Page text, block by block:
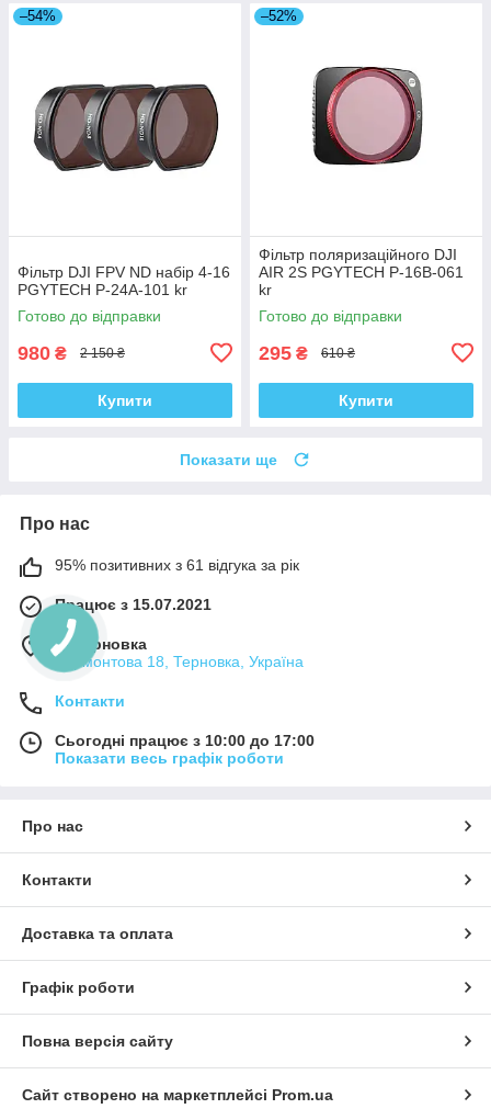
–54%
Фільтр DJI FPV ND набір 4-16
PGYTECH P-24A-101 kr
Готово до відправки
980 ₴ 2 150 ₴
Купити
–52%
Фільтр поляризаційного DJI
AIR 2S PGYTECH P-16B-061
kr
Готово до відправки
295 ₴ 610 ₴
Купити
Показати ще
Про нас
95% позитивних з 61 відгука за рік
Працює з 15.07.2021
м. Терновка
Лермонтова 18, Терновка, Україна
Контакти
Сьогодні працює з 10:00 до 17:00
Показати весь графік роботи
Про нас
Контакти
Доставка та оплата
Графік роботи
Повна версія сайту
Сайт створено на маркетплейсі Prom.ua